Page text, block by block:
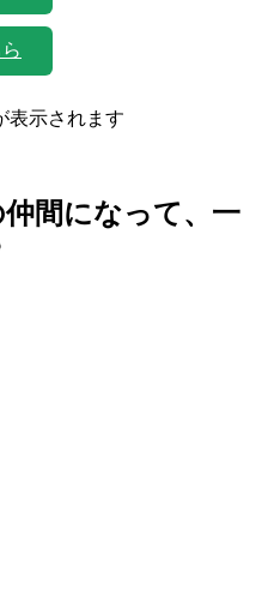
表示されます
間になって、一